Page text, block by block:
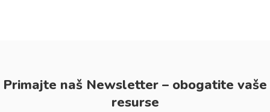
Primajte naš Newsletter – obogatite vaše
resurse